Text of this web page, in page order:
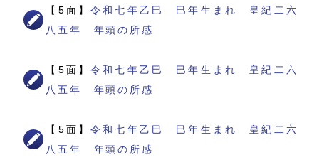
【5面】令和七年乙巳 巳年生まれ 皇紀二六
八五年 年頭の所感
【5面】令和七年乙巳 巳年生まれ 皇紀二六
八五年 年頭の所感
【5面】令和七年乙巳 巳年生まれ 皇紀二六
八五年 年頭の所感